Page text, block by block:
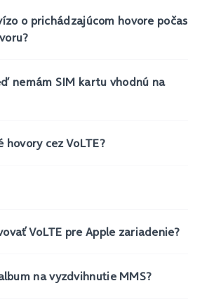
o prichádzajúcom hovore počas
nemám SIM kartu vhodnú na
hovory cez VoLTE?
VoLTE pre Apple zariadenie?
na vyzdvihnutie MMS?